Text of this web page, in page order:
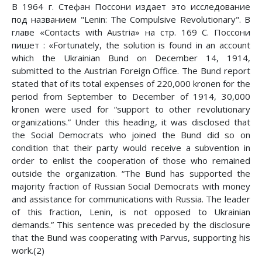
В 1964 г. Стефан Поссони издает это исследование
под названием "Lenin: The Compulsive Revolutionary". В
главе «Contacts with Austria» на стр. 169 С. Поссони
пишет : «Fortunately, the solution is found in an account
which the Ukrainian Bund on December 14, 1914,
submitted to the Austrian Foreign Office. The Bund report
stated that of its total expenses of 220,000 kronen for the
period from September to December of 1914, 30,000
kronen were used for “support to other revolutionary
organizations.” Under this heading, it was disclosed that
the Social Democrats who joined the Bund did so on
condition that their party would receive a subvention in
order to enlist the cooperation of those who remained
outside the organization. “The Bund has supported the
majority fraction of Russian Social Democrats with money
and assistance for communications with Russia. The leader
of this fraction, Lenin, is not opposed to Ukrainian
demands.” This sentence was preceded by the disclosure
that the Bund was cooperating with Parvus, supporting his
work.(2)